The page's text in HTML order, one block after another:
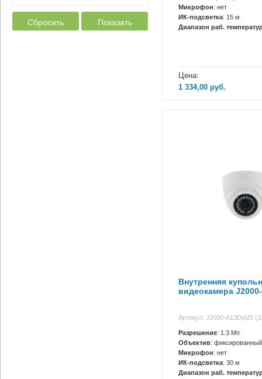
Сбросить Показать
Микрофон: нет
ИК-подсветка: 15 м
Диапазон раб.
Цена:
1 334,00 руб.
Внутренняя
видеокамера
Артикул: J2000-A13Dpi20
Разрешение: 1.3 Мп
Объектив: фиксированный
Микрофон: нет
ИК-подсветка: 30 м
Диапазон раб.